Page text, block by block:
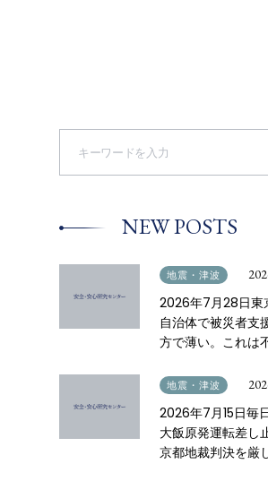
S
r
o
:
NEW POSTS
地震・津波
2026年7月28日東
自治体で被災者支
方で薄い。これは
地震・津波
2026年7月15日毎
大飯原発運転差し
京都地裁判決を厳